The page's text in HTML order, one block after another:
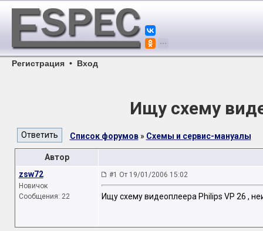
Регистрация • Вход
Ищу схему
Список форумов» Схемы и сервис-мануалы
Автор
zsw72
Новичок
Сообщения: 22
#1 От 19/01/2006 15:02
Ищу схему видеоплеера Philips VP 26 ,